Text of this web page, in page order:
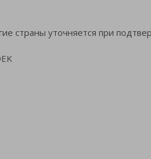
страны уточняется при